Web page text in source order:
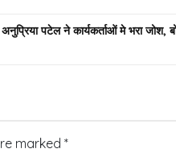
अनुप्रिया पटेल ने कार्यकर्ताओं मे भरा जोश,
marked *